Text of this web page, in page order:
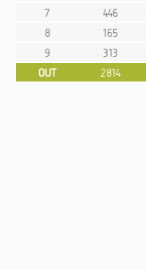
7
446
8
165
9
313
OUT
2814